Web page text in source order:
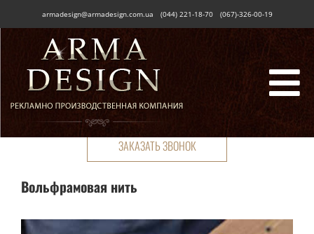
armadesign@armadesign.com.ua (044) 221-18-70 (067)-326-00-19
content
ЗАКАЗАТЬ ЗВОНОК
Вольфрамовая нить